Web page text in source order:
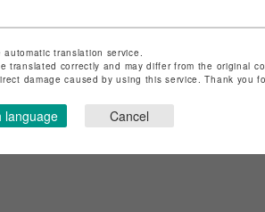
こちら
translation service.
translated correctly and may differ from the original
damage caused by using this service. Thank you
language Cancel